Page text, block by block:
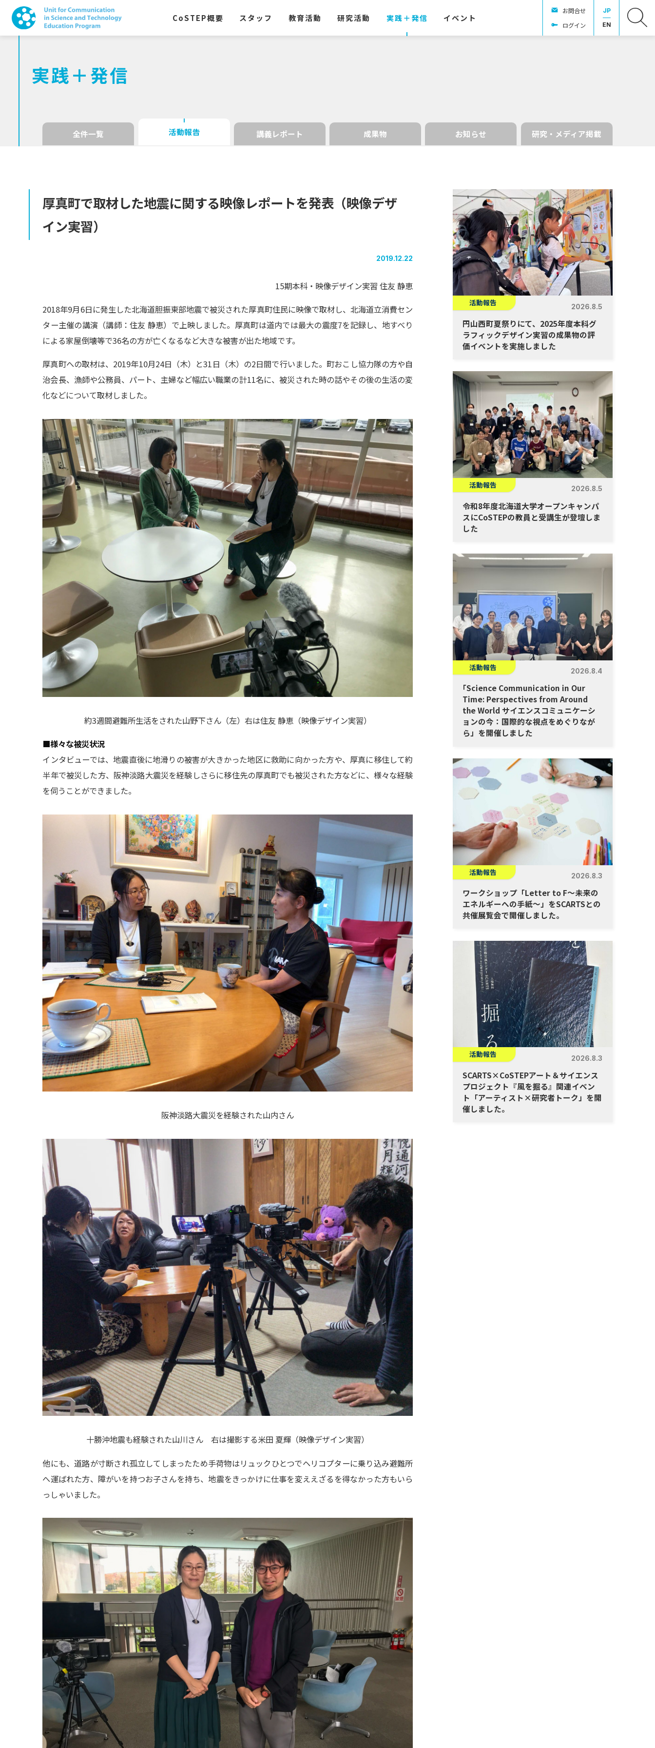
CoSTEP概要 スタッフ 教育活動 研究活動 実践＋発信 イベント
お問合せ
ログイン
JP
EN
実践＋発信
全件一覧 活動報告 講義レポート 成果物 お知らせ 研究・メディア掲載
厚真町で取材した地震に関する映像レポートを発表 （映像デザ
イン実習）
2019.12.22
15期本科・映像デザイン実習 住友 静恵
2018年9月6日に発生した北海道胆振東部地震で被災された厚真町住民に映像で取材し、北海道立消費セン
ター主催の講演（講師：住友 静恵）で上映しました。厚真町は道内では最大の震度7を記録し、地すべり
による家屋倒壊等で36名の方が亡くなるなど大きな被害が出た地域です。
厚真町への取材は、2019年10月24日（木）と31日（木）の2日間で行いました。町おこし協力隊の方や自
治会長、漁師や公務員、パート、主婦など幅広い職業の計11名に、被災された時の話やその後の生活の変
化などについて取材しました。
約3週間避難所生活をされた山野下さん（左）右は住友 静恵（映像デザイン実習）
■様々な被災状況
インタビューでは、地震直後に地滑りの被害が大きかった地区に救助に向かった方や、厚真に移住して約
半年で被災した方、阪神淡路大震災を経験しさらに移住先の厚真町でも被災された方などに、様々な経験
を伺うことができました。
阪神淡路大震災を経験された山内さん
十勝沖地震も経験された山川さん 右は撮影する米田 夏輝（映像デザイン実習）
他にも、道路が寸断され孤立してしまったため手荷物はリュックひとつでヘリコプターに乗り込み避難所
へ運ばれた方、障がいを持つお子さんを持ち、地震をきっかけに仕事を変ええざるを得なかった方もいら
っしゃいました。
活動報告 2026.8.5
円山西町夏祭りにて、2025年度本科グ
ラフィックデザイン実習の成果物の評
価イベントを実施しました
活動報告 2026.8.5
令和8年度北海道大学オープンキャンパ
スにCoSTEPの教員と受講生が登壇しま
した
活動報告 2026.8.4
「Science Communication in Our
Time: Perspectives from Around
the World サイエンスコミュニケーシ
ョンの今：国際的な視点をめぐりなが
ら」を開催しました
活動報告 2026.8.3
ワークショップ「Letter to F～未来の
エネルギーへの手紙～」をSCARTSとの
共催展覧会で開催しました。
活動報告 2026.8.3
SCARTS×CoSTEPアート＆サイエンス
プロジェクト『風を掘る』関連イベン
ト「アーティスト×研究者トーク」を開
催しました。